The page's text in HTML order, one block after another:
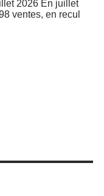
2026 En juillet
ventes, en recul